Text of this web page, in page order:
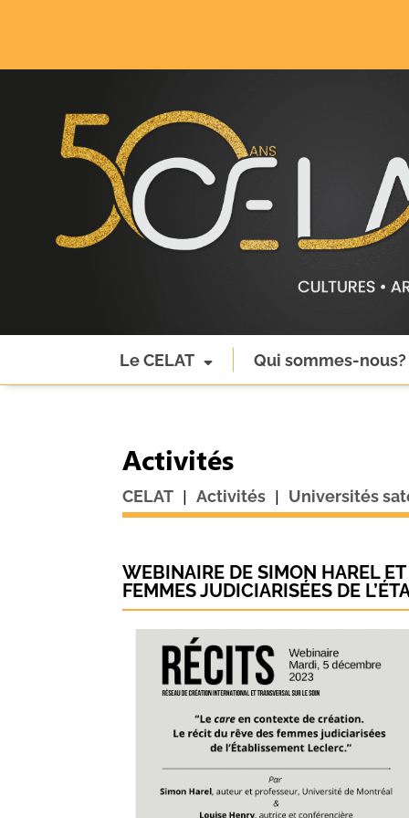
Le CELAT Qui sommes-nous?
Activités
CELAT | Activités | Universités
WEBINAIRE DE SIMON HAREL
FEMMES JUDICIARISÉES DE